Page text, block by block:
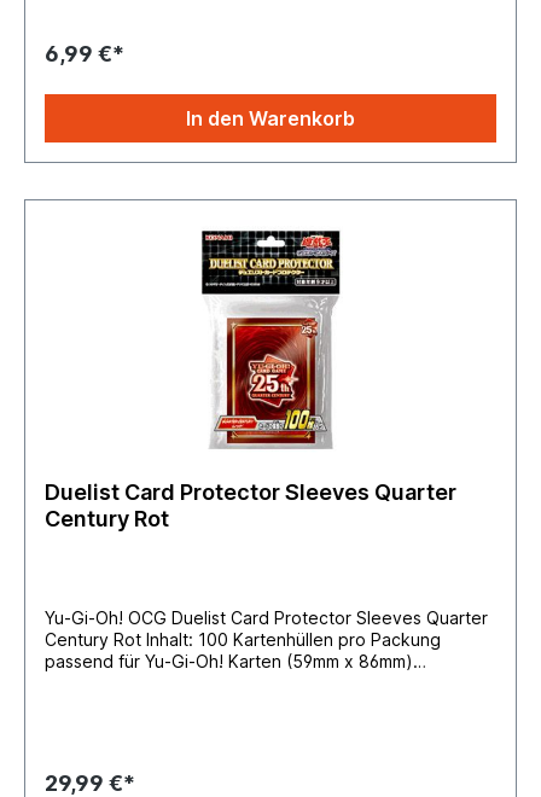
6,99 €*
In den Warenkorb
Duelist Card Protector Sleeves Quarter
Century Rot
Yu-Gi-Oh! OCG Duelist Card Protector Sleeves Quarter
Century Rot Inhalt: 100 Kartenhüllen pro Packung
passend für Yu-Gi-Oh! Karten (59mm x 86mm)
29,99 €*